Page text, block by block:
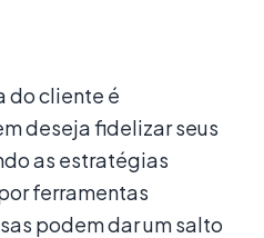
do cliente é
deseja fidelizar seus
as estratégias
ferramentas
podem dar um salto